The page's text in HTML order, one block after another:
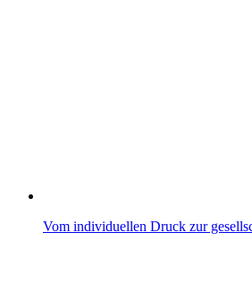
Vom individuellen Druck zur